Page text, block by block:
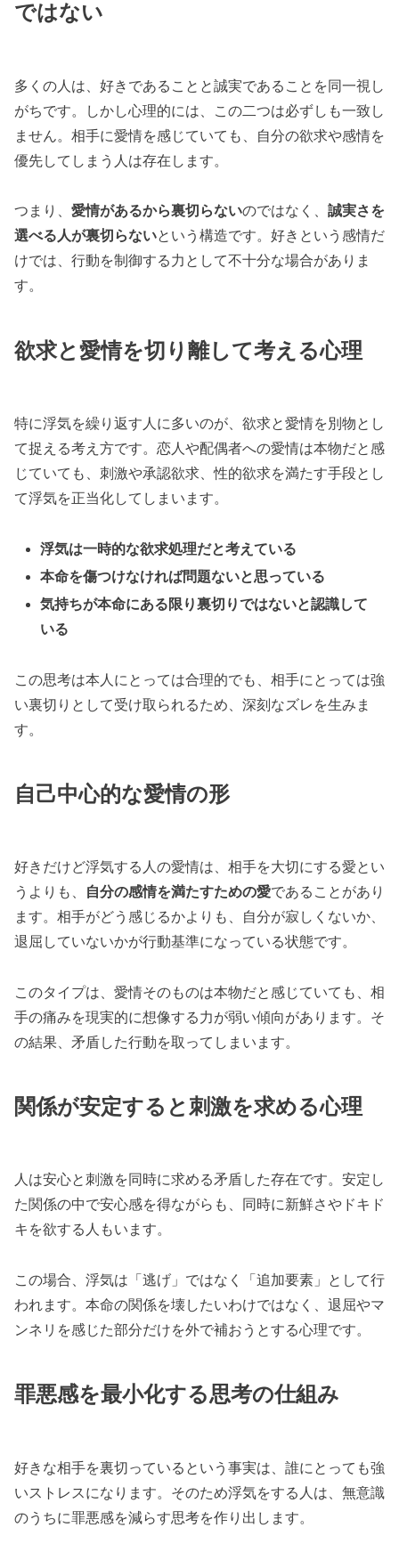
ではない
多くの人は、好きであることと誠実であることを同一視し
がちです。しかし心理的には、この二つは必ずしも一致し
ません。相手に愛情を感じていても、自分の欲求や感情を
優先してしまう人は存在します。
つまり、 愛情があるから裏切らないのではなく、 誠実さを
選べる人が裏切らないという構造です。好きという感情だ
けでは、行動を制御する力として不十分な場合がありま
す。
欲求と愛情を切り離して考える心理
特に浮気を繰り返す人に多いのが、欲求と愛情を別物とし
て捉える考え方です。恋人や配偶者への愛情は本物だと感
じていても、刺激や承認欲求、性的欲求を満たす手段とし
て浮気を正当化してしまいます。
浮気は一時的な欲求処理だと考えている
本命を傷つけなければ問題ないと思っている
気持ちが本命にある限り裏切りではないと認識して
いる
この思考は本人にとっては合理的でも、相手にとっては強
い裏切りとして受け取られるため、深刻なズレを生みま
す。
自己中心的な愛情の形
好きだけど浮気する人の愛情は、相手を大切にする愛とい
うよりも、
自分の感情を満たすための愛であることがあり
ます。相手がどう感じるかよりも、自分が寂しくないか、
退屈していないかが行動基準になっている状態です。
このタイプは、愛情そのものは本物だと感じていても、相
手の痛みを現実的に想像する力が弱い傾向があります。そ
の結果、矛盾した行動を取ってしまいます。
関係が安定すると刺激を求める心理
人は安心と刺激を同時に求める矛盾した存在です。安定し
た関係の中で安心感を得ながらも、同時に新鮮さやドキド
キを欲する人もいます。
この場合、浮気は「逃げ」ではなく「追加要素」として行
われます。本命の関係を壊したいわけではなく、退屈やマ
ンネリを感じた部分だけを外で補おうとする心理です。
罪悪感を最小化する思考の仕組み
好きな相手を裏切っているという事実は、誰にとっても強
いストレスになります。そのため浮気をする人は、無意識
のうちに罪悪感を減らす思考を作り出します。